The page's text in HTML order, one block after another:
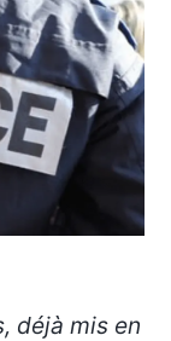
déjà mis en